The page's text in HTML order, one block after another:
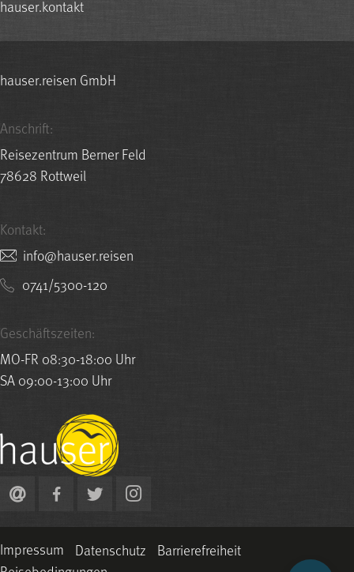
hauser.kontakt
hauser.reisen GmbH
Anschrift:
Reisezentrum Berner Feld
78628 Rottweil
Kontakt:
nesier.resuah@ofni
0741/5300-120
Geschäftszeiten:
MO-FR 08:30-18:00 Uhr
SA 09:00-13:00 Uhr
Impressum Datenschutz Barrierefreiheit